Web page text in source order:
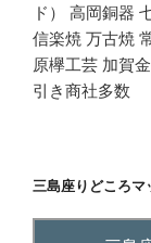
ド） 高岡銅器
信楽焼 万古焼
原欅工芸 加賀
引き商社多数
三島座りどころマ